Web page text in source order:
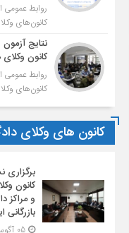
روابط عمومی
کانون‌های
کانون
روابط عمومی
کانون‌های
کانون های وکلای
کانون
و مراکز
بازرگانی